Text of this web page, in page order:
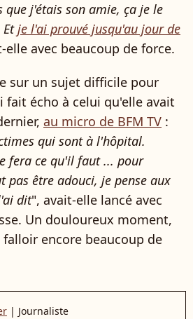
que j'étais son amie, ça je le
je l'ai prouvé jusqu'au jour de
avec beaucoup de force.
sur un sujet difficile pour
fait écho à celui qu'elle avait
au micro de BFM TV :
qui sont à l'hôpital.
fera ce qu'il faut ... pour
pas être adouci, je pense aux
dit", avait-elle lancé avec
Un douloureux moment,
encore beaucoup de
| Journaliste